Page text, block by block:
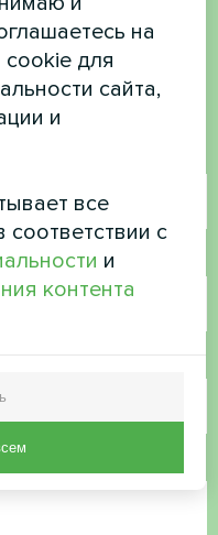
поможем вам
на
для
сайта,
и
все
с
и
контента